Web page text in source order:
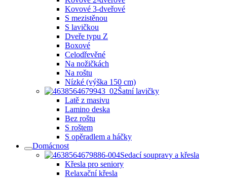
Kovové 3-dveřové
S mezistěnou
S lavičkou
Dveře typu Z
Boxové
Celodřevěné
Na nožičkách
Na roštu
Nízké (výška 150 cm)
Šatní lavičky
Latě z masivu
Lamino deska
Bez roštu
S roštem
S opěradlem a háčky
Domácnost
Sedací soupravy a křesla
Křesla pro seniory
Relaxační křesla